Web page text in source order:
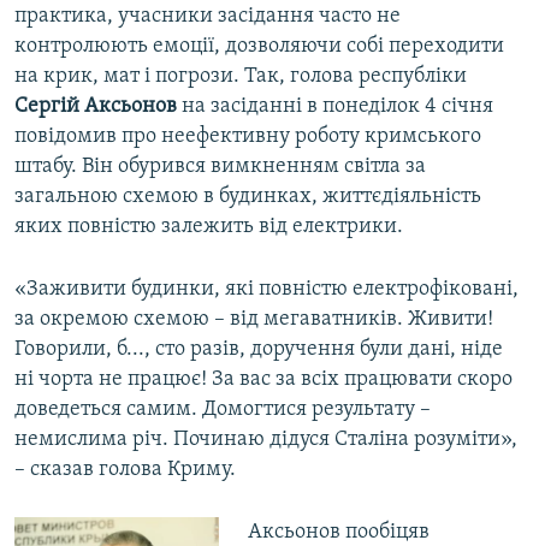
практика, учасники засідання часто не
контролюють емоції, дозволяючи собі переходити
на крик, мат і погрози. Так, голова республіки
Сергій Аксьонов на засіданні в понеділок 4 січня
повідомив про неефективну роботу кримського
штабу. Він обурився вимкненням світла за
загальною схемою в будинках, життєдіяльність
яких повністю залежить від електрики.
«Заживити будинки, які повністю електрофіковані,
за окремою схемою – від мегаватників. Живити!
Говорили, б..., сто разів, доручення були дані, ніде
ні чорта не працює! За вас за всіх працювати скоро
доведеться самим. Домогтися результату –
немислима річ. Починаю дідуся Сталіна розуміти»,
– сказав голова Криму.
Аксьонов пообіцяв